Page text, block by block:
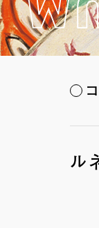
ル